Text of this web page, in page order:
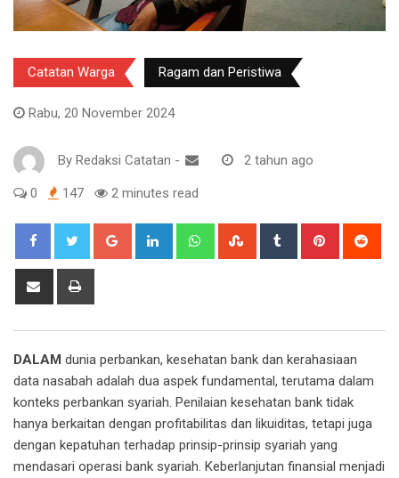
Catatan Warga Ragam dan Peristiwa
Rabu, 20 November 2024
By Redaksi Catatan - 2 tahun ago
0 147 2 minutes read
Google+ LinkedIn WhatsappStumbleUpon
Tumblr Pinterest
Share
DALAM dunia perbankan, kesehatan bank dan kerahasiaan
data nasabah adalah dua aspek fundamental, terutama dalam
konteks perbankan syariah. Penilaian kesehatan bank tidak
hanya berkaitan dengan profitabilitas dan likuiditas, tetapi juga
dengan kepatuhan terhadap prinsip-prinsip syariah yang
mendasari operasi bank syariah. Keberlanjutan finansial menjadi